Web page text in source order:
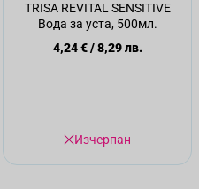
TRISA REVITAL SENSITIVE
Вода за уста, 500мл.
4,24 €/8,29 лв.
Изчерпан